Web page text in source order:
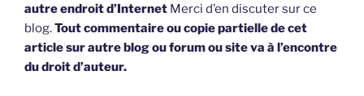
autre endroit d’Internet Merci d’en discuter sur ce
blog.Tout commentaire ou copie partielle de cet
article sur autre blog ou forum ou site va à l’encontre
du droit d’auteur.